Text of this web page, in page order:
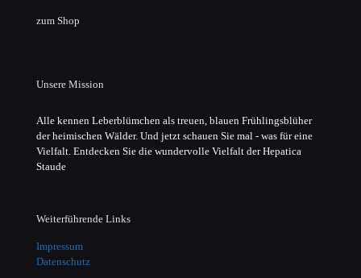
zum Shop
Unsere Mission
Alle kennen Leberblümchen als treuen, blauen Frühlingsblüher
der heimischen Wälder. Und jetzt schauen Sie mal - was für eine
Vielfalt. Entdecken Sie die wundervolle Vielfalt der Hepatica
Staude
Weiterführende Links
Impressum
Datenschutz